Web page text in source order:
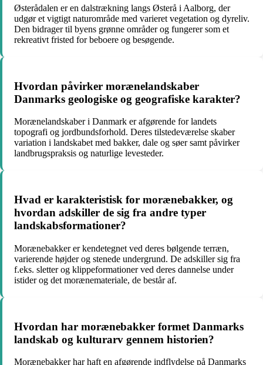
Østerådalen er en dalstrækning langs Østerå i Aalborg, der
udgør et vigtigt naturområde med varieret vegetation og dyreliv.
Den bidrager til byens grønne områder og fungerer som et
rekreativt fristed for beboere og besøgende.
Hvordan påvirker morænelandskaber
Danmarks geologiske og geografiske karakter?
Morænelandskaber i Danmark er afgørende for landets
topografi og jordbundsforhold. Deres tilstedeværelse skaber
variation i landskabet med bakker, dale og søer samt påvirker
landbrugspraksis og naturlige levesteder.
Hvad er karakteristisk for morænebakker, og
hvordan adskiller de sig fra andre typer
landskabsformationer?
Morænebakker er kendetegnet ved deres bølgende terræn,
varierende højder og stenede undergrund. De adskiller sig fra
f.eks. sletter og klippeformationer ved deres dannelse under
istider og det morænemateriale, de består af.
Hvordan har morænebakker formet Danmarks
landskab og kulturarv gennem historien?
Morænebakker har haft en afgørende indflydelse på Danmarks